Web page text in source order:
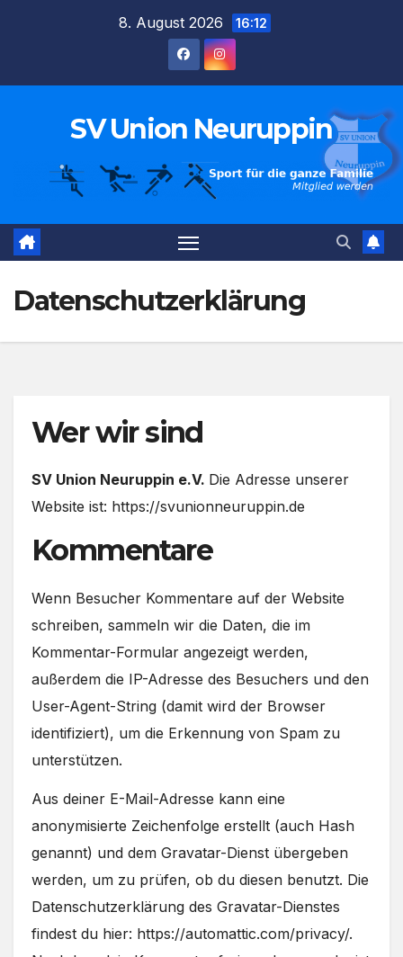
8. August 2026 16:12
SV Union Neuruppin
Datenschutzerklärung
Wer wir sind
SV Union Neuruppin e.V. Die Adresse unserer
Website ist: https://svunionneuruppin.de
Kommentare
Wenn Besucher Kommentare auf der Website
schreiben, sammeln wir die Daten, die im
Kommentar-Formular angezeigt werden,
außerdem die IP-Adresse des Besuchers und den
User-Agent-String (damit wird der Browser
identifiziert), um die Erkennung von Spam zu
unterstützen.
Aus deiner E-Mail-Adresse kann eine
anonymisierte Zeichenfolge erstellt (auch Hash
genannt) und dem Gravatar-Dienst übergeben
werden, um zu prüfen, ob du diesen benutzt. Die
Datenschutzerklärung des Gravatar-Dienstes
findest du hier: https://automattic.com/privacy/.